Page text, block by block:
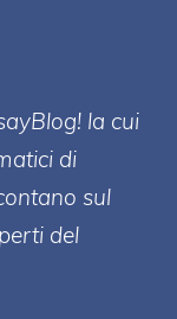
la cui
di
sul
del